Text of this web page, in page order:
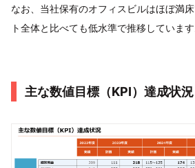
なお、当社保有のオフィスビルはほぼ満
ト全体と比べても低水準で推移しています
主な数値目標（KPI）達成状況